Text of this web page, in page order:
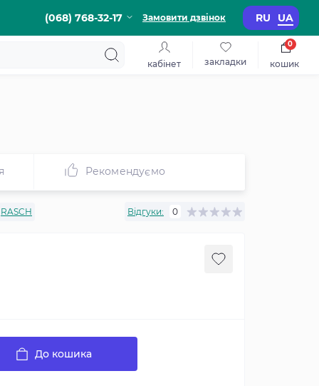
(068) 768-32-17 Замовити дзвінок RU UA
кабінет закладки кошик
0
Рекомендуємо
RASCH Відгуки: 0
До кошика